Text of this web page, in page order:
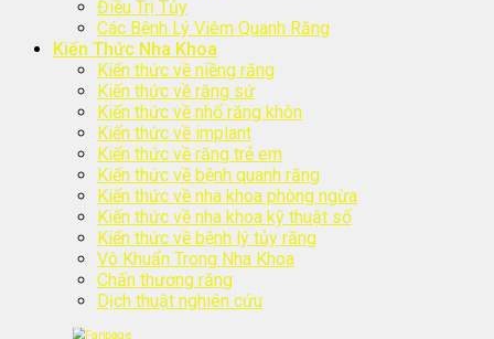
Điều Trị Tủy
Các Bệnh Lý Viêm Quanh Răng
Kiến Thức Nha Khoa
Kiến thức về niềng răng
Kiến thức về răng sứ
Kiến thức về nhổ răng khôn
Kiến thức về implant
Kiến thức về răng trẻ em
Kiến thức về bệnh quanh răng
Kiến thức về nha khoa phòng ngừa
Kiến thức về nha khoa kỹ thuật số
Kiến thức về bệnh lý tủy răng
Vô Khuẩn Trong Nha Khoa
Chấn thương răng
Dịch thuật nghiên cứu